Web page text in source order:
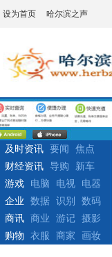
设为首页 哈尔滨之声
及时资讯 要闻
焦点
财经资讯
导购 新车
游戏
电脑 电视
电器
企业
数据 识别 数码
商讯
商业 游记
摄影
购物
衣服 商家 画妆